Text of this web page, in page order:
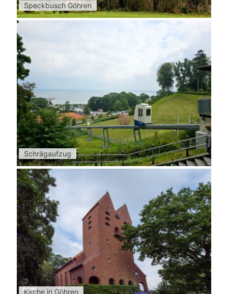
Speckbusch Göhren
Schrägaufzug
Kirche in Göhren